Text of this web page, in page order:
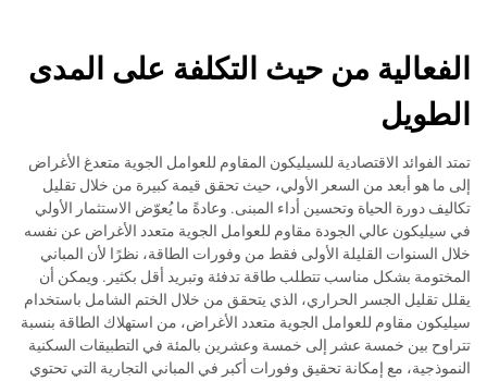
الفعالية من حيث التكلفة على المدى
الطويل
تمتد الفوائد الاقتصادية للسيليكون المقاوم للعوامل الجوية متعدغ الأغراض
إلى ما هو أبعد من السعر الأولي، حيث تحقق قيمة كبيرة من خلال تقليل
تكاليف دورة الحياة وتحسين أداء المبنى. وعادةً ما يُعوّض الاستثمار الأولي
في سيليكون عالي الجودة مقاوم للعوامل الجوية متعدد الأغراض عن نفسه
خلال السنوات القليلة الأولى فقط من وفورات الطاقة، نظرًا لأن المباني
المختومة بشكل مناسب تتطلب طاقة تدفئة وتبريد أقل بكثير. ويمكن أن
يقلل تقليل الجسر الحراري، الذي يتحقق من خلال الختم الشامل باستخدام
سيليكون مقاوم للعوامل الجوية متعدد الأغراض، من استهلاك الطاقة بنسبة
تتراوح بين خمسة عشر إلى خمسة وعشرين بالمئة في التطبيقات السكنية
النموذجية، مع إمكانة تحقيق وفورات أكبر في المباني التجارية التي تحتوي